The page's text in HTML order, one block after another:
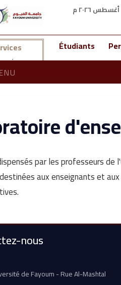
Étudiants
par les professeurs
aux enseignants et
nous
de Fayoum - Rue Al-Mashtal